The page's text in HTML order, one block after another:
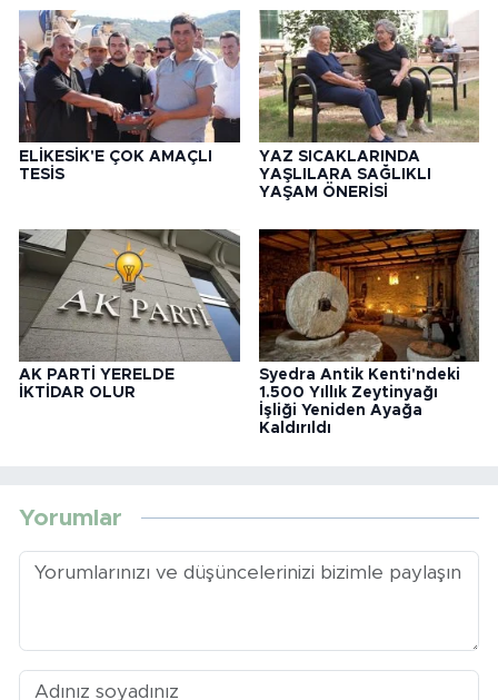
ELİKESİK'E ÇOK AMAÇLI
TESİS
YAZ SICAKLARINDA
YAŞLILARA SAĞLIKLI
YAŞAM ÖNERİSİ
AK PARTİ YERELDE
İKTİDAR OLUR
Syedra Antik Kenti'ndeki
1.500 Yıllık Zeytinyağı
İşliği Yeniden Ayağa
Kaldırıldı
Yorumlar